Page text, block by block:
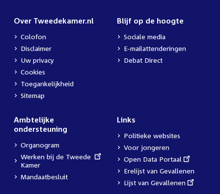
Over Tweedekamer.nl
Colofon
Disclaimer
Uw privacy
Cookies
Toegankelijkheid
Sitemap
Blijf op de hoogte
Sociale media
E-mailattenderingen
Debat Direct
Ambtelijke
ondersteuning
Organogram
External
link:
Werken bij de Tweede
Kamer
Mandaatbesluit
Links
Politieke websites
Voor jongeren
External
link:
Open Data Portaal
Erelijst van Gevallenen
External
Lijst van Gevallenen